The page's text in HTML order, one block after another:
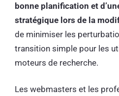
bonne planification et
stratégique lors de la
de minimiser les
transition simple pour les
moteurs de recherche.
Les webmasters et les